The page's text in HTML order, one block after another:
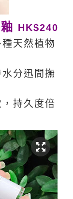
HK$240
天然植物
分迅間撫
持久度倍